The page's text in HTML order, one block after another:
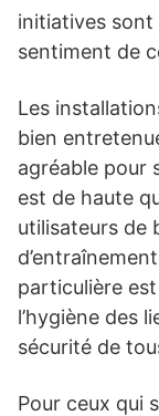
initiatives
sentiment de
Les
bien
agréable pour
est de haute
utilisateurs de
particulière
l’hygiène des
sécurité de
Pour ceux qui